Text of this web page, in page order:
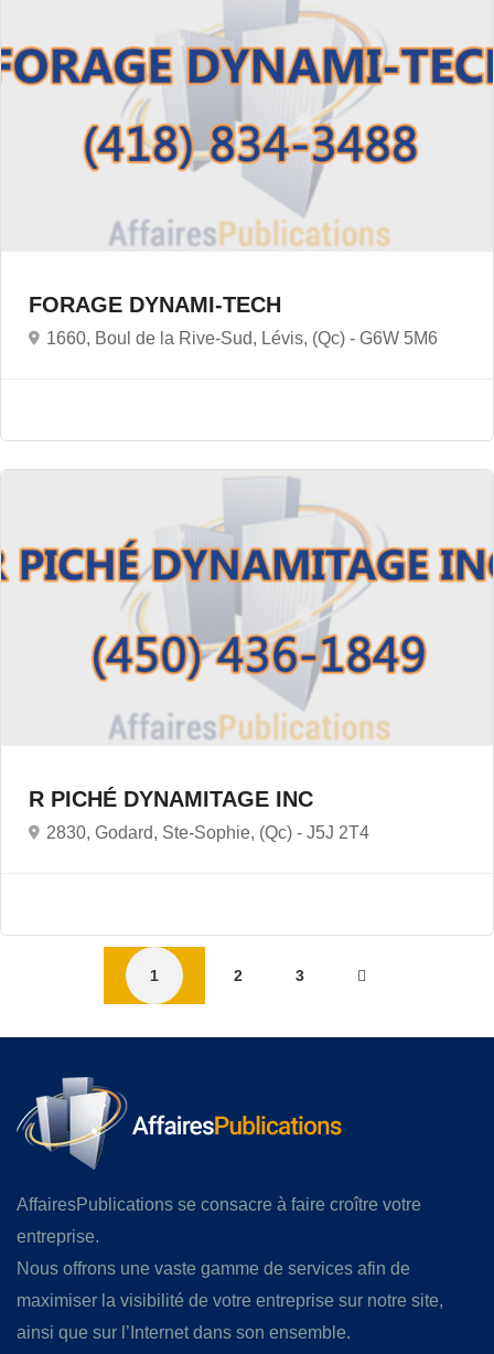
FORAGE DYNAMI-TECH
1660, Boul de la Rive-Sud, Lévis, (Qc) - G6W 5M6
R PICHÉ DYNAMITAGE INC
2830, Godard, Ste-Sophie, (Qc) - J5J 2T4
1 2 3
AffairesPublications se consacre à faire croître votre
entreprise.
Nous offrons une vaste gamme de services afin de
maximiser la visibilité de votre entreprise sur notre site,
ainsi que sur l’Internet dans son ensemble.